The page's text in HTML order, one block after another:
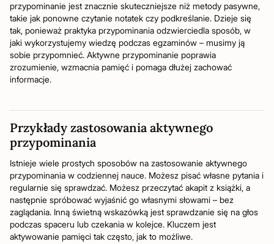
przypominanie jest znacznie skuteczniejsze niż metody pasywne,
takie jak ponowne czytanie notatek czy podkreślanie. Dzieje się
tak, ponieważ praktyka przypominania odzwierciedla sposób, w
jaki wykorzystujemy wiedzę podczas egzaminów – musimy ją
sobie przypomnieć. Aktywne przypominanie poprawia
zrozumienie, wzmacnia pamięć i pomaga dłużej zachować
informacje.
Przykłady zastosowania aktywnego
przypominania
Istnieje wiele prostych sposobów na zastosowanie aktywnego
przypominania w codziennej nauce. Możesz pisać własne pytania i
regularnie się sprawdzać. Możesz przeczytać akapit z książki, a
następnie spróbować wyjaśnić go własnymi słowami – bez
zaglądania. Inną świetną wskazówką jest sprawdzanie się na głos
podczas spaceru lub czekania w kolejce. Kluczem jest
aktywowanie pamięci tak często, jak to możliwe.